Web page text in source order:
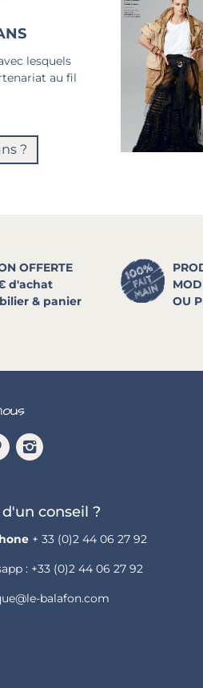
lesquels
au fil
?
OFFERTE
d'achat
& panier
OU
conseil ?
+ 33 (0)2 44 06 27 92
: +33 (0)2 44 06 27 92
balafon.com